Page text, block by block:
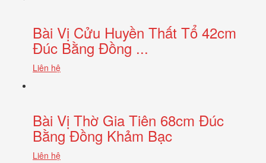
Bài Vị Cửu Huyền Thất Tổ 42cm
Đúc Bằng Đồng ...
Liên hệ
Bài Vị Thờ Gia Tiên 68cm Đúc
Bằng Đồng Khảm Bạc
Liên hệ